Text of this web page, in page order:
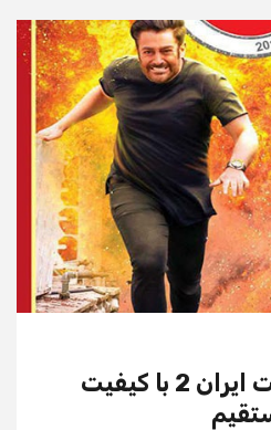
دانلود سریال ساخت ایران 2 با کیفیت